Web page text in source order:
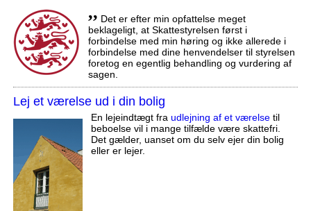
,, Det er efter min opfattelse meget
beklageligt, at Skattestyrelsen først i
forbindelse med min høring og ikke allerede i
forbindelse med dine henvendelser til styrelsen
foretog en egentlig behandling og vurdering af
sagen.
Lej et værelse ud i din bolig
En lejeindtægt fra udlejning af et værelsetil
beboelse vil i mange tilfælde være skattefri.
Det gælder, uanset om du selv ejer din bolig
eller er lejer.